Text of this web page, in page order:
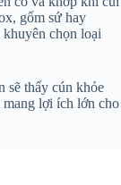
gốm sứ hay
chọn loại
sẽ thấy cún khỏe
lợi ích lớn cho